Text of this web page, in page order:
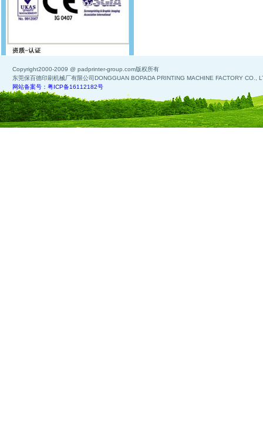
Copyright2000-2009 @ padprinter-group.com版权所有
东莞保百德印刷机械厂有限公司DONGGUAN BOPADA PRINTING MACHINE FACTORY CO.,
网站备案号：粤ICP备16112182号